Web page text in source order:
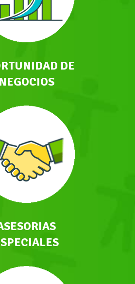
DE
NEGOCIOS